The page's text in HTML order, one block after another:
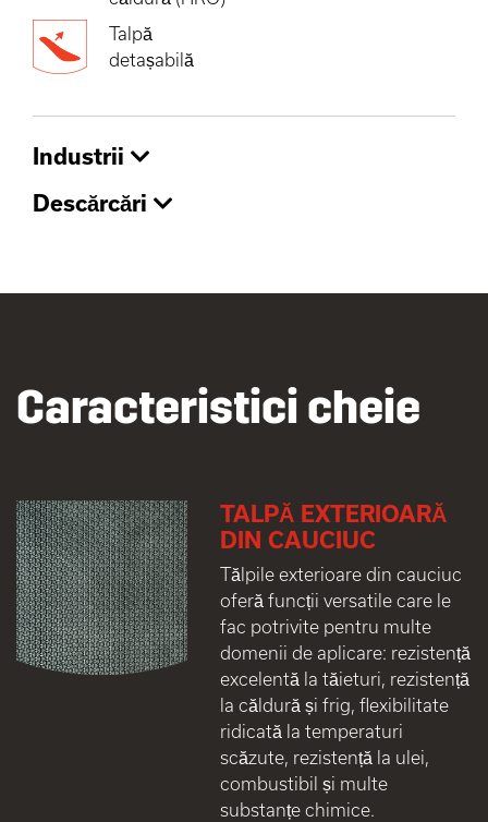
Talpă
detașabilă
Industrii
Descărcări
Caracteristici cheie
TALPĂ EXTERIOARĂ
DIN CAUCIUC
Tălpile exterioare din cauciuc
oferă funcții versatile care le
fac potrivite pentru multe
domenii de aplicare: rezistență
excelentă la tăieturi, rezistență
la căldură și frig, flexibilitate
ridicată la temperaturi
scăzute, rezistență la ulei,
combustibil și multe
substanțe chimice.